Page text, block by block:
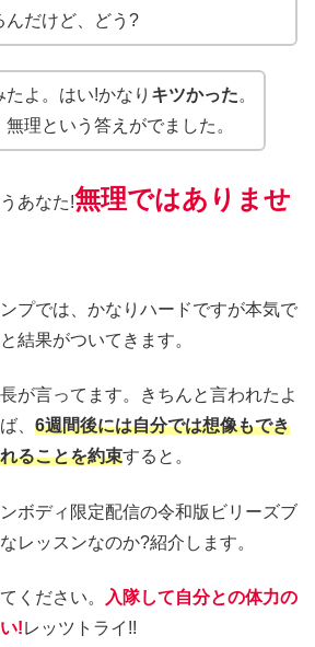
んだけど、どう?
たよ。はい!かなり キツかった。
理という答えがでました。
あなた!無理ではありませ
プでは、かなりハードですが本気で
結果がついてきます。
が言ってます。きちんと言われたよ
、 6週間後には自分では想像もでき
ることを約束すると。
ボディ限定配信の令和版ビリーズブ
レッスンなのか?紹介します。
ください。
入隊して自分との体力の
!レッツトライ!!